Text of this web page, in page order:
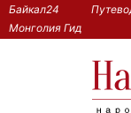
Байкал24
Монголия Гид